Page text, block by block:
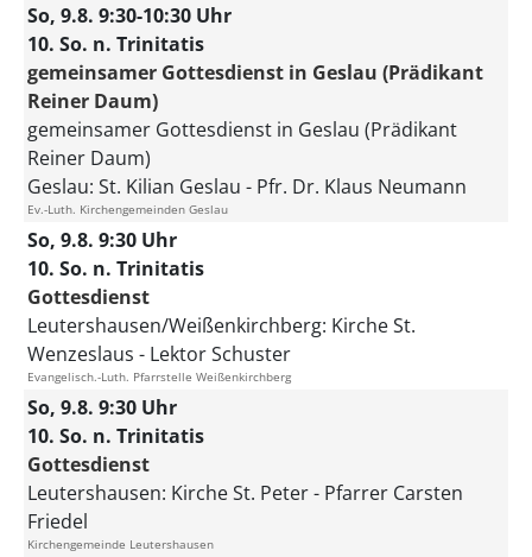
So, 9.8. 9:30-10:30 Uhr
10. So. n. Trinitatis
gemeinsamer Gottesdienst in Geslau (Prädikant
Reiner Daum)
gemeinsamer Gottesdienst in Geslau (Prädikant
Reiner Daum)
Geslau: St. Kilian Geslau Pfr. Dr. Klaus Neumann
Ev.-Luth. Kirchengemeinden Geslau
So, 9.8. 9:30 Uhr
10. So. n. Trinitatis
Gottesdienst
Leutershausen/Weißenkirchberg: Kirche St.
Wenzeslaus
Lektor Schuster
Evangelisch.-Luth. Pfarrstelle Weißenkirchberg
So, 9.8. 9:30 Uhr
10. So. n. Trinitatis
Gottesdienst
Leutershausen: Kirche St. Peter
Pfarrer Carsten
Friedel
Kirchengemeinde Leutershausen